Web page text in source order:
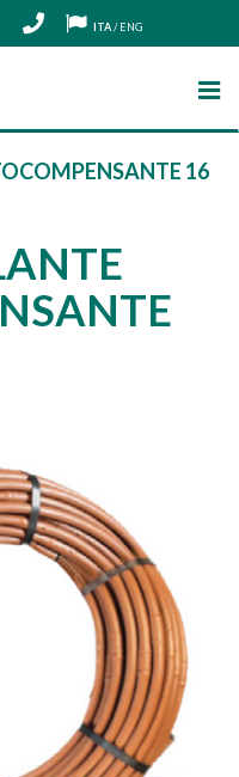
ITA/ENG
16